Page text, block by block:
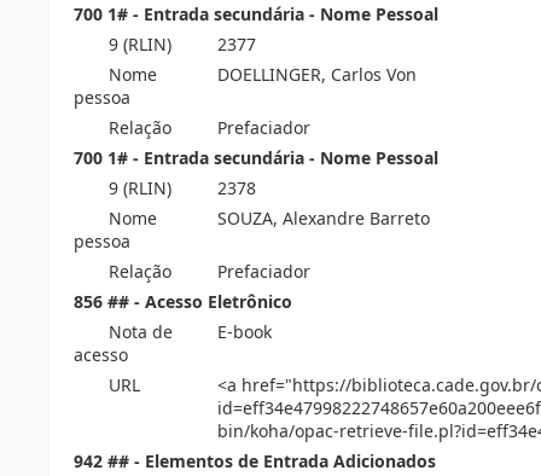
700 1# - Entrada secundária - Nome Pessoal
9 (RLIN)
2377
Nome
pessoa
DOELLINGER, Carlos Von
Relação
Prefaciador
700 1# - Entrada secundária - Nome Pessoal
9 (RLIN)
2378
Nome
pessoa
SOUZA, Alexandre Barreto
Relação
Prefaciador
856 ## - Acesso Eletrônico
Nota de
acesso
E-book
URL
<a href="https://
bin/koha/opac-retrieve-
942 ## - Elementos de Entrada Adicionados